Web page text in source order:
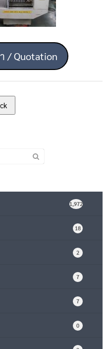
/ Quotation
1,972
18
2
7
7
0